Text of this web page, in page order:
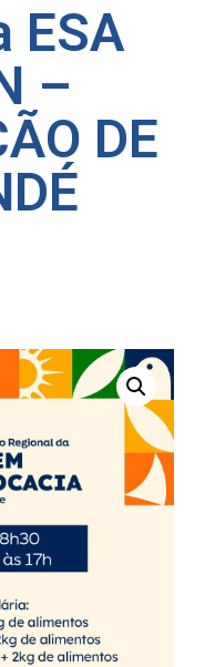
ESA
–
DE